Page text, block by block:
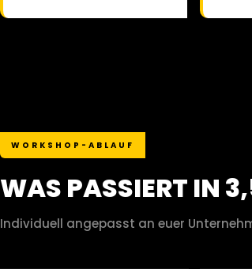
WORKSHOP-ABLAUF
WAS PASSIERT IN
Individuell angepasst an euer